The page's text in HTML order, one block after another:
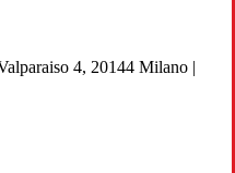
4, 20144 Milano |